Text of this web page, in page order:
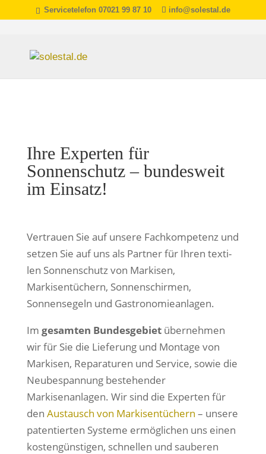
Servicetelefon 07021 99 87 10 info@solestal.de
Ihre Experten für
Sonnenschutz – bun­des­weit
im Einsatz!
Vertrauen Sie auf unsere Fachkompetenz und
set­zen Sie auf uns als Partner für Ihren tex­ti­
len Sonnenschutz von Markisen,
Markisentüchern, Sonnenschirmen,
Sonnensegeln und Gastronomieanlagen.
Im gesam­ten Bundesgebiet über­neh­men
wir für Sie die Lieferung und Montage von
Markisen, Reparaturen und Service, sowie die
Neubespannung bestehen­der
Markisenanlagen. Wir sind die Experten für
den Austausch von Markisentüchern – unsere
paten­tier­ten Systeme ermög­li­chen uns einen
kos­ten­güns­ti­gen, schnel­len und sau­be­ren